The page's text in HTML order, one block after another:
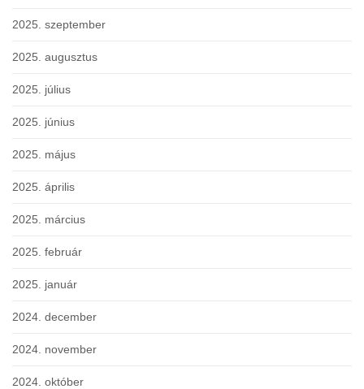
2025. szeptember
2025. augusztus
2025. július
2025. június
2025. május
2025. április
2025. március
2025. február
2025. január
2024. december
2024. november
2024. október